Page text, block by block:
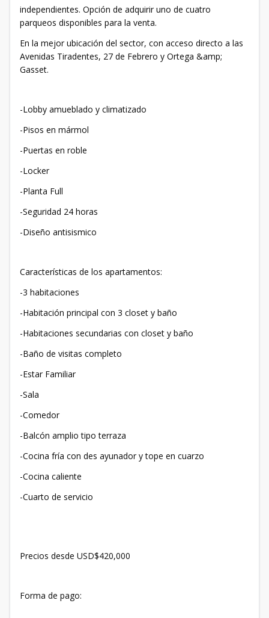
independientes. Opción de adquirir uno de cuatro
parqueos disponibles para la venta.
En la mejor ubicación del sector, con acceso directo a las
Avenidas Tiradentes, 27 de Febrero y Ortega &amp;
Gasset.
-Lobby amueblado y climatizado
-Pisos en mármol
-Puertas en roble
-Locker
-Planta Full
-Seguridad 24 horas
-Diseño antisismico
Características de los apartamentos:
-3 habitaciones
-Habitación principal con 3 closet y baño
-Habitaciones secundarias con closet y baño
-Baño de visitas completo
-Estar Familiar
-Sala
-Comedor
-Balcón amplio tipo terraza
-Cocina fría con des ayunador y tope en cuarzo
-Cocina caliente
-Cuarto de servicio
Precios desde USD$420,000
Forma de pago: